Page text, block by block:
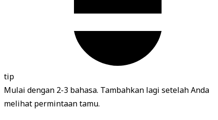
tip
Mulai dengan 2-3 bahasa. Tambahkan lagi setelah Anda
melihat permintaan tamu.